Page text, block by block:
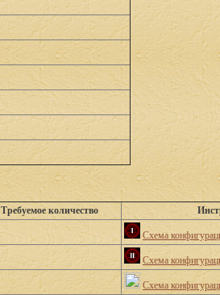
Требуемое количество
Схема
Схема
Схема